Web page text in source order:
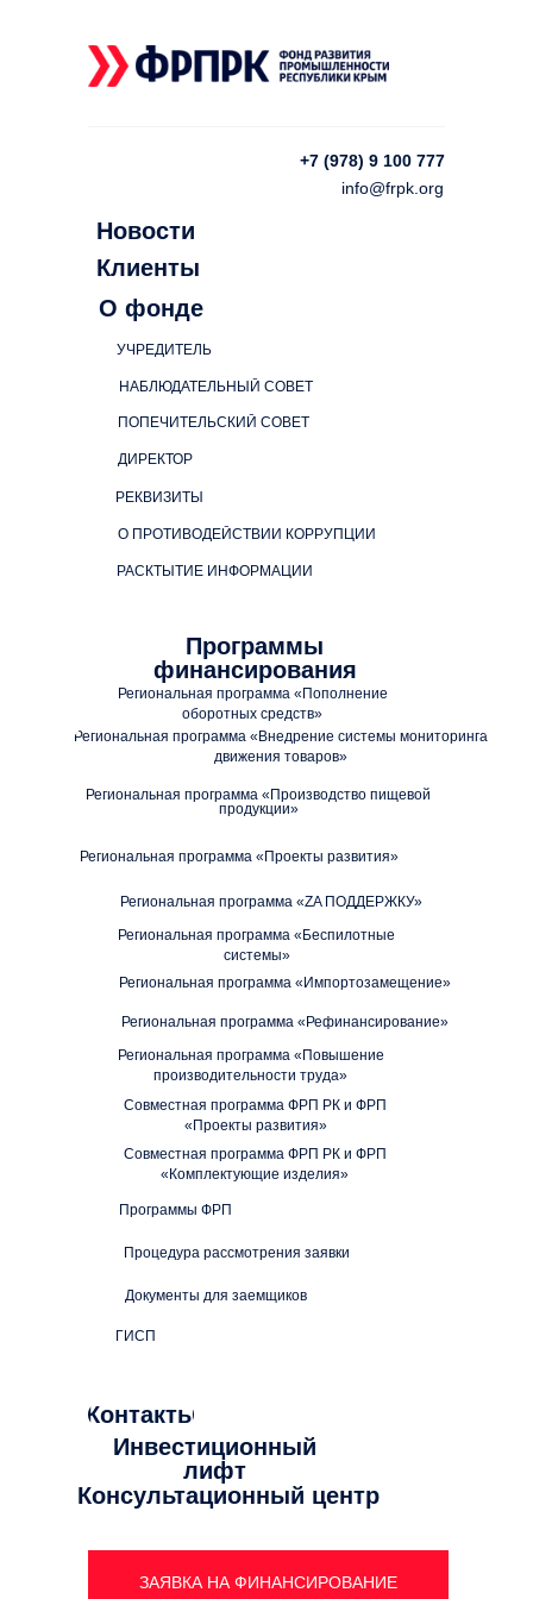
+7 (978) 9 100 777
Новости
НАБЛЮДАТЕЛЬНЫЙ СОВЕТ
РЕКВИЗИТЫ
О ПРОТИВОДЕЙСТВИИ КОРРУПЦИИ
Программы
финансирования
Региональная программа «Внедрение системы мониторинга
движения товаров»
Региональная программа «Проекты развития»
Процедура рассмотрения заявки
Документы для заемщиков
О фонде
Контакты
ДИРЕКТОР
ЗАЯВКА НА ФИНАНСИРОВАНИЕ
РАСКТЫТИЕ ИНФОРМАЦИИ
ПОПЕЧИТЕЛЬСКИЙ СОВЕТ
ГИСП
УЧРЕДИТЕЛЬ
Клиенты
Региональная программа «Пополнение
оборотных средств»
info@frpk.org
Программы ФРП
Инвестиционный
лифт
Региональная программа «Производство пищевой
продукции»
Совместная программа ФРП РК и ФРП
«Проекты развития»
Совместная программа ФРП РК и ФРП
«Комплектующие изделия»
Консультационный центр
Региональная программа «ZA ПОДДЕРЖКУ»
Региональная программа «Беспилотные
системы»
Региональная программа «Импортозамещение»
Региональная программа «Повышение
производительности труда»
Региональная программа «Рефинансирование»